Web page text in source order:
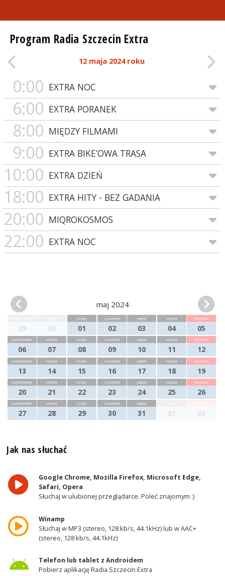
Program Radia Szczecin Extra
12 maja 2024 roku
0:00 EXTRA NOC
6:00 EXTRA PORANEK
8:00 MIĘDZY FILMAMI
9:00 EXTRA BIKE’OWA TRASA
10:00 EXTRA DZIEŃ
18:00 EXTRA HITY - BEZ GADANIA
20:00 MIQROKOSMOS
22:00 EXTRA NOC
maj 2024
29 30
środa
01
czwartek
02
piątek
03
sobota
04
niedziela
05
poniedziałek
06
wtorek
07
środa
08
czwartek
09
piątek
10
sobota
11
niedziela
12
poniedziałek
13
wtorek
14
środa
15
czwartek
16
piątek
17
sobota
18
niedziela
19
poniedziałek
20
wtorek
21
środa
22
czwartek
23
piątek
24
sobota
25
niedziela
26
poniedziałek
27
wtorek
28
środa
29
czwartek
30
piątek
31 01 02
Jak nas słuchać
Google Chrome, Mozilla Firefox, Microsoft Edge,
Safari, Opera
Słuchaj w ulubionej przeglądarce. Poleć znajomym :)
Winamp
Słuchaj w MP3 (stereo, 128 kb/s, 44.1kHz) lub w AAC+
(stereo, 128 kb/s, 44.1kHz)
Telefon lub tablet z Androidem
Pobierz aplikację Radia Szczecin Extra